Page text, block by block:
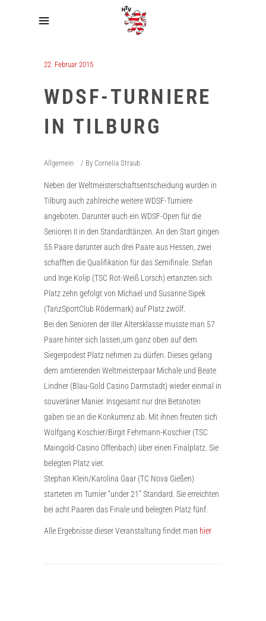
22. Februar 2015
WDSF-TURNIERE
IN TILBURG
Allgemein By Cornelia Straub
Neben der Weltmeisterschaftsentscheidung wurden in
Tilburg auch zahlreiche weitere WDSF-Turniere
angeboten. Darunter auch ein WDSF-Open für die
Senioren II in den Standardtänzen. An den Start gingen
55 Paare darunter auch drei Paare aus Hessen, zwei
schafften die Qualifikation für das Semifinale. Stefan
und Inge Kolip (TSC Rot-Weiß Lorsch) ertanzten sich
Platz zehn gefolgt von Michael und Susanne Sipek
(TanzSportClub Rödermark) auf Platz zwölf.
Bei den Senioren der IIIer Altersklasse musste man 57
Paare hinter sich lassen,um ganz oben auf dem
Siegerpodest Platz nehmen zu dürfen. Dieses gelang
dem amtierenden Weltmeisterpaar Michale und Beate
Lindner (Blau-Gold Casino Darmstadt) wieder einmal in
souveräner Manier. Insgesamt nur drei Betsnoten
gaben sie an die Konkurrenz ab. Mit ihnen freuten sich
Wolfgang Koschier/Birgit Fehrmann-Koschier (TSC
Maingold-Casino Offenbach) über einen Finalplatz. Sie
belegten Platz vier.
Stephan Klein/Karolina Gaar (TC Nova Gießen)
starteten im Turnier “under 21” Standard. Sie erreichten
bei acht Paaren das Finale und belegten Platz fünf.
Alle Ergebnisse dieser Veranstaltung findet man hier